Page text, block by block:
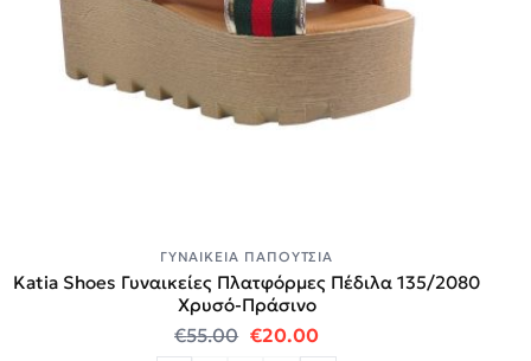
ΓΥΝΑΙΚΕΊΑ ΠΑΠΟΎΤΣΙΑ
Katia Shoes Γυναικείες Πλατφόρμες Πέδιλα 135/2080
Χρυσό-Πράσινο
€55.00 Original price was: €55.00.
€20.00Η τρέχουσα τιμή